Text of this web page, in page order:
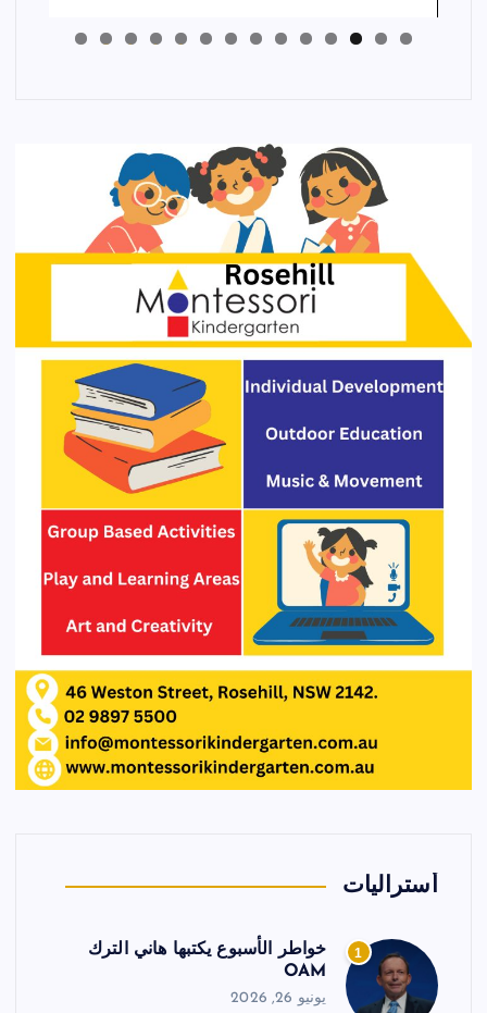
أستراليات
1
خواطر الأسبوع يكتبها هاني الترك
OAM
يونيو 26, 2026